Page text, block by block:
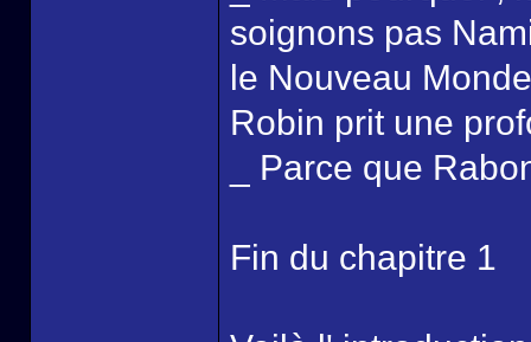
soignons pas
le Nouveau
Robin prit une
_ Parce que
Fin du chapitre 1